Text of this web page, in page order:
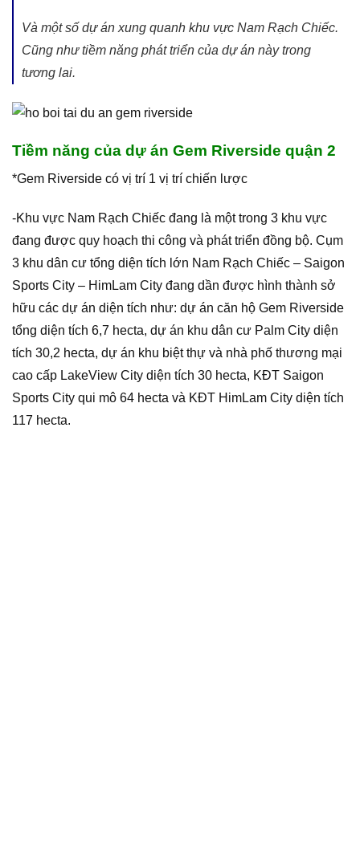
Và một số dự án xung quanh khu vực Nam Rạch Chiếc.
Cũng như tiềm năng phát triển của dự án này trong
tương lai.
Tiềm năng của dự án Gem Riverside quận 2
*Gem Riverside có vị trí 1 vị trí chiến lược
-Khu vực Nam Rạch Chiếc đang là một trong 3 khu vực
đang được quy hoạch thi công và phát triển đồng bộ. Cụm
3 khu dân cư tổng diện tích lớn Nam Rạch Chiếc – Saigon
Sports City – HimLam City đang dần được hình thành sở
hữu các dự án diện tích như: dự án căn hộ Gem Riverside
tổng diện tích 6,7 hecta, dự án khu dân cư Palm City diện
tích 30,2 hecta, dự án khu biệt thự và nhà phố thương mại
cao cấp LakeView City diện tích 30 hecta, KĐT Saigon
Sports City qui mô 64 hecta và KĐT HimLam City diện tích
117 hecta.